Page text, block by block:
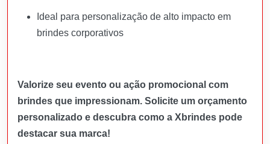
Ideal para personalização de alto impacto em
brindes corporativos
Valorize seu evento ou ação promocional com
brindes que impressionam. Solicite um orçamento
personalizado e descubra como a Xbrindes pode
destacar sua marca!